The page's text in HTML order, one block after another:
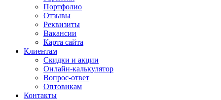
Портфолио
Отзывы
Реквизиты
Вакансии
Карта сайта
Клиентам
Скидки и акции
Онлайн-калькулятор
Вопрос-ответ
Оптовикам
Контакты